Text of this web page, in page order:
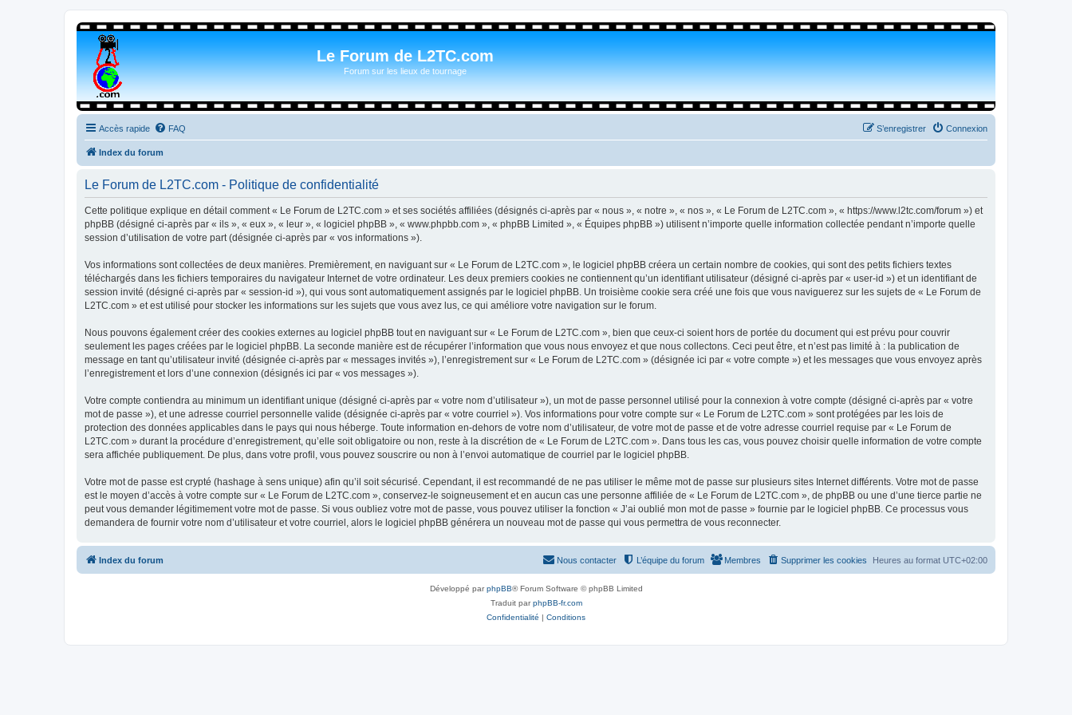
Le Forum de L2TC.com
Forum sur les lieux de tournage
Accès rapide FAQ Connexion
S’enregistrer
Index du forum
Le Forum de L2TC.com - Politique de confidentialité
Cette politique explique en détail comment « Le Forum de L2TC.com » et ses sociétés affiliées (désignés ci-après par « nous », « notre », « nos », « Le Forum de L2TC.com », « https://www.l2tc.com/forum ») et
phpBB (désigné ci-après par « ils », « eux », « leur », « logiciel phpBB », « www.phpbb.com », « phpBB Limited », « Équipes phpBB ») utilisent n’importe quelle information collectée pendant n’importe quelle
session d’utilisation de votre part (désignée ci-après par « vos informations »).
Vos informations sont collectées de deux manières. Premièrement, en naviguant sur « Le Forum de L2TC.com », le logiciel phpBB créera un certain nombre de cookies, qui sont des petits fichiers textes
téléchargés dans les fichiers temporaires du navigateur Internet de votre ordinateur. Les deux premiers cookies ne contiennent qu’un identifiant utilisateur (désigné ci-après par « user-id ») et un identifiant de
session invité (désigné ci-après par « session-id »), qui vous sont automatiquement assignés par le logiciel phpBB. Un troisième cookie sera créé une fois que vous naviguerez sur les sujets de « Le Forum de
L2TC.com » et est utilisé pour stocker les informations sur les sujets que vous avez lus, ce qui améliore votre navigation sur le forum.
Nous pouvons également créer des cookies externes au logiciel phpBB tout en naviguant sur « Le Forum de L2TC.com », bien que ceux-ci soient hors de portée du document qui est prévu pour couvrir
seulement les pages créées par le logiciel phpBB. La seconde manière est de récupérer l’information que vous nous envoyez et que nous collectons. Ceci peut être, et n’est pas limité à : la publication de
message en tant qu’utilisateur invité (désignée ci-après par « messages invités »), l’enregistrement sur « Le Forum de L2TC.com » (désignée ici par « votre compte ») et les messages que vous envoyez après
l’enregistrement et lors d’une connexion (désignés ici par « vos messages »).
Votre compte contiendra au minimum un identifiant unique (désigné ci-après par « votre nom d’utilisateur »), un mot de passe personnel utilisé pour la connexion à votre compte (désigné ci-après par « votre
mot de passe »), et une adresse courriel personnelle valide (désignée ci-après par « votre courriel »). Vos informations pour votre compte sur « Le Forum de L2TC.com » sont protégées par les lois de
protection des données applicables dans le pays qui nous héberge. Toute information en-dehors de votre nom d’utilisateur, de votre mot de passe et de votre adresse courriel requise par « Le Forum de
L2TC.com » durant la procédure d’enregistrement, qu’elle soit obligatoire ou non, reste à la discrétion de « Le Forum de L2TC.com ». Dans tous les cas, vous pouvez choisir quelle information de votre compte
sera affichée publiquement. De plus, dans votre profil, vous pouvez souscrire ou non à l’envoi automatique de courriel par le logiciel phpBB.
Votre mot de passe est crypté (hashage à sens unique) afin qu’il soit sécurisé. Cependant, il est recommandé de ne pas utiliser le même mot de passe sur plusieurs sites Internet différents. Votre mot de passe
est le moyen d’accès à votre compte sur « Le Forum de L2TC.com », conservez-le soigneusement et en aucun cas une personne affiliée de « Le Forum de L2TC.com », de phpBB ou une d’une tierce partie ne
peut vous demander légitimement votre mot de passe. Si vous oubliez votre mot de passe, vous pouvez utiliser la fonction « J’ai oublié mon mot de passe » fournie par le logiciel phpBB. Ce processus vous
demandera de fournir votre nom d’utilisateur et votre courriel, alors le logiciel phpBB générera un nouveau mot de passe qui vous permettra de vous reconnecter.
Index du forum Heures au format UTC+02:00
Supprimer les cookies
Membres
L’équipe du forum
Nous contacter
Développé parphpBB® Forum Software © phpBB Limited
Traduit parphpBB-fr.com
Confidentialité | Conditions